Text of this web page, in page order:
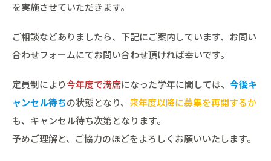
を実施させていただきます。
ご相談などありましたら、下記にご案内しています、お問い
合わせフォームにてお問い合わせ頂ければ幸いです。
定員制により今年度で満席になった学年に関しては、 今後キ
ャンセル待ちの状態となり、 来年度以降に募集を再開するか
も、キャンセル待ち次第となります。
予めご理解と、ご協力のほどをよろしくお願いいたします。